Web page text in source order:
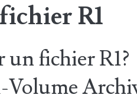
R1
fichier R1?